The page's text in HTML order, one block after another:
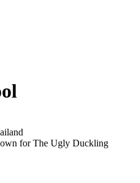
for The Ugly Duckling